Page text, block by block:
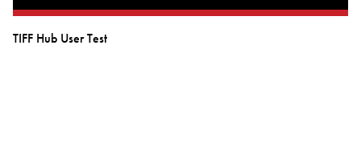
TIFF Hub User Test